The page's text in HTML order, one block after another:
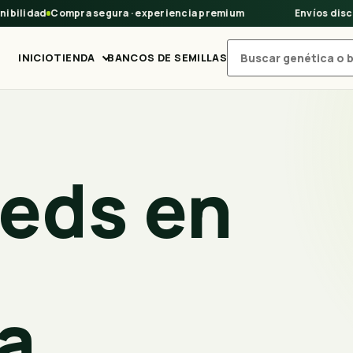
Compra segura · experiencia premium Envíos
INICIOTIENDA BANCOS DE SEMILLAS Buscar productos
en